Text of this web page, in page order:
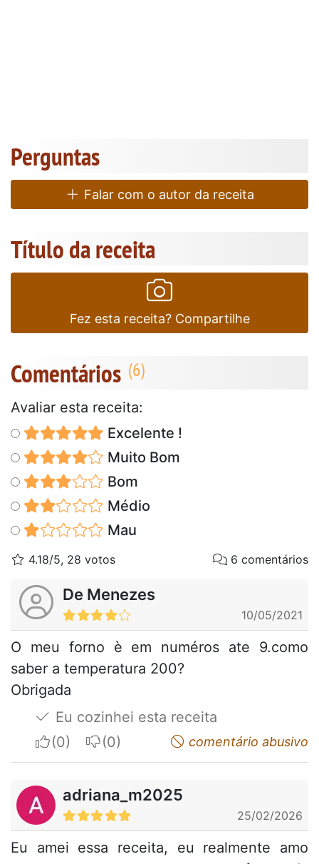
Perguntas
Falar com o autor da receita
Título da receita
Fez esta receita? Compartilhe
Comentários
Avaliar esta receita:
Excelente !
Muito Bom
Bom
Médio
Mau
4.18/5, 28 votos 6 comentários
De Menezes
10/05/2021
O meu forno è em numéros ate 9.como
saber a temperatura 200?
Obrigada
Eu cozinhei esta receita
I apreciateI do not appreciatecomentário abusivo
adriana_m2025
25/02/2026
Eu amei essa receita, eu realmente amo